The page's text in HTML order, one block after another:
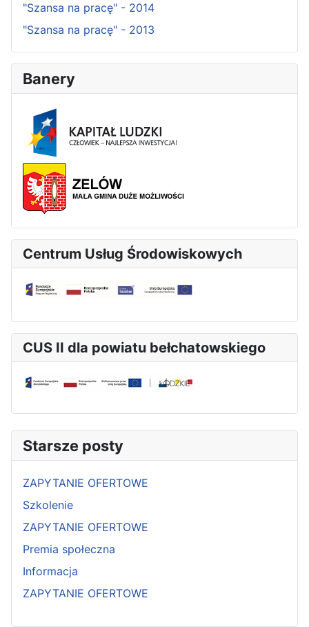
"Szansa na pracę" - 2014
"Szansa na pracę" - 2013
Banery
Centrum Usług Środowiskowych
CUS II dla powiatu bełchatowskiego
Starsze posty
ZAPYTANIE OFERTOWE
Szkolenie
ZAPYTANIE OFERTOWE
Premia społeczna
Informacja
ZAPYTANIE OFERTOWE